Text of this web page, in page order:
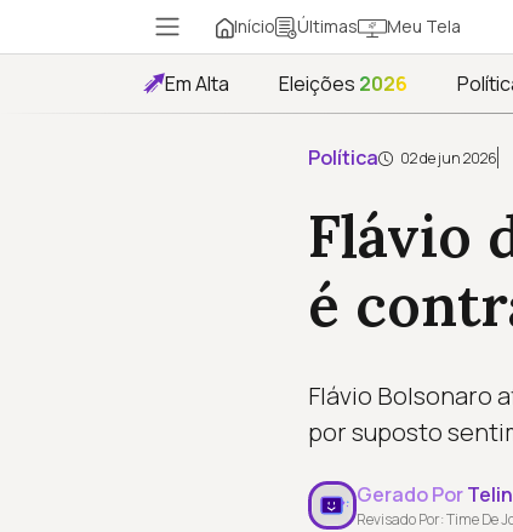
Início Últimas Meu Tela
Em Alta Eleições 2026
Política 02 de jun 2026
Flávio
é
Flávio Bolsonaro
por suposto
Gerado Por
Revisado Por: Time De